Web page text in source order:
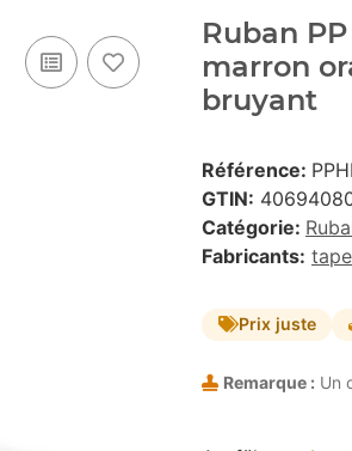
Ruban
marron
bruyant
Référence:
GTIN:
Catégorie:
Fabricants:
Prix juste
Remarque : Un